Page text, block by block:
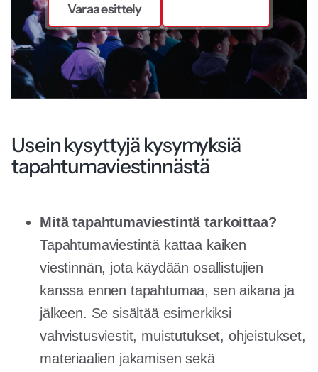
Varaa esittely
Usein kysyttyjä kysymyksiä
tapahtumaviestinnästä
Mitä tapahtumaviestintä tarkoittaa?
Tapahtumaviestintä kattaa kaiken
viestinnän, jota käydään osallistujien
kanssa ennen tapahtumaa, sen aikana ja
jälkeen. Se sisältää esimerkiksi
vahvistusviestit, muistutukset, ohjeistukset,
materiaalien jakamisen sekä